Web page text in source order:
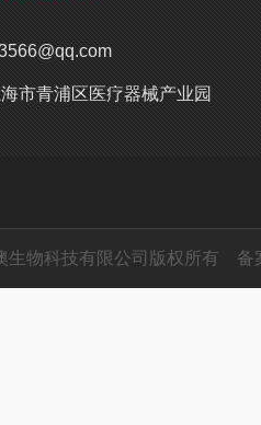
海市青浦区医疗器械产业园
物科技有限公司版权所有 备